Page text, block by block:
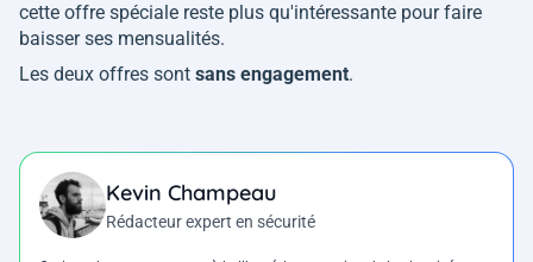
cette offre spéciale reste plus qu'intéressante pour faire
baisser ses mensualités.
Les deux offres sont sans engagement.
Kevin Champeau
Rédacteur expert en sécurité